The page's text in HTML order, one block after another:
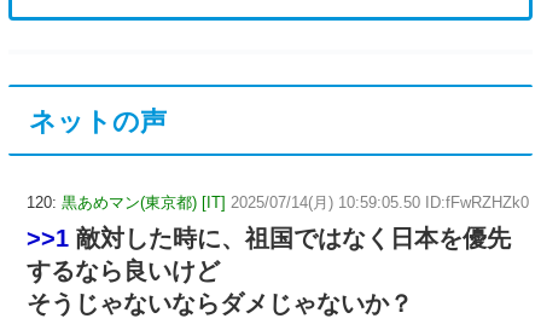
ネットの声
120: 黒あめマン(東京都) [IT] 2025/07/14(月) 10:59:05.50 ID:fFwRZHZk0
>>1 敵対した時に、祖国ではなく日本を優先
するなら良いけど
そうじゃないならダメじゃないか？